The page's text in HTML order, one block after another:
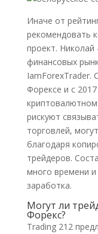
Иначе от
рекомендовать
проект.
финансовых
IamForexTrader.
Форексе и с
рискуют
торговлей,
благодаря
трейдеров.
много времени
заработка.
Могут ли
Форекс?
Trading 212